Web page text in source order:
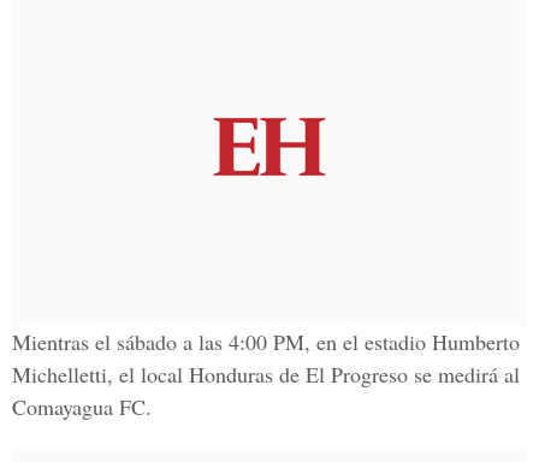
Mientras el sábado a las 4:00 PM, en el estadio Humberto
Michelletti, el local Honduras de El Progreso se medirá al
Comayagua FC.